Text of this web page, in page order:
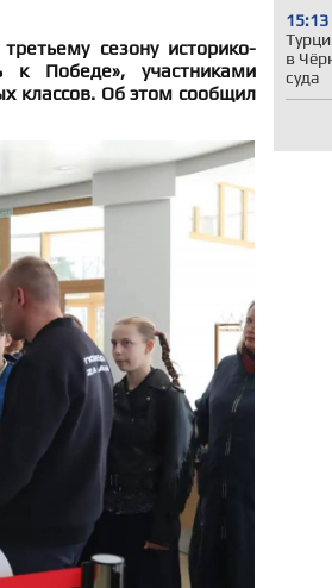
15:13
в
суда
сезону историко-
к Победе», участниками
классов. Об этом сообщил